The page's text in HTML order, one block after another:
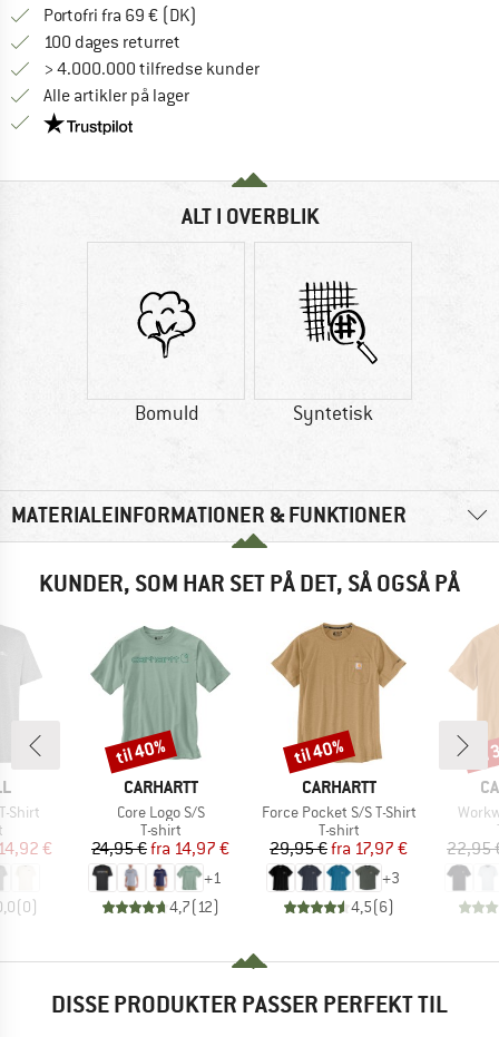
Portofri fra 69 € (DK)
100 dages returret
> 4.000.000 tilfredse kunder
Alle artikler på lager
Vi er Trustpilot-certificeret - oplysningerne får du
ALT I OVERBLIK
Bomuld Syntetisk
MATERIALEINFORMATIONER & FUNKTIONER
KUNDER, SOM HAR SET PÅ DET, SÅ OGSÅ PÅ
Shirt
pris
€
(0)
MÆRKE
CARHARTT
Artikel
Core Logo S/S
Produktgruppe
T-shirt
Pris
24,95 € Nedsat pris
fra 14,97 €
+1
4,7( 12)
Rabat
til 40%
MÆRKE
CARHARTT
Artikel
Force Pocket S/S T-Shirt
Produktgruppe
T-shirt
Pris
29,95 € Nedsat pris
fra 17,97 €
+3
4,5(6)
Rabat
til 40%
Artikel
22,95
DISSE PRODUKTER PASSER PERFEKT TIL